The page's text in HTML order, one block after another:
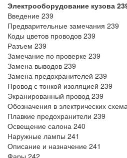
Электрооборудование кузова
Введение 239
Предварительные замечания 239
Коды цветов проводов 239
Разъем 239
Замечание по проверке 239
Замена выводов 239
Замена предохранителей 239
Провод с тонкой изоляцией 239
Экранированный провод 239
Обозначения в электрических
Плавкие предохранители 239
Освещение салона 240
Наружные лампы 241
Описание и назначение 241
Фары 242